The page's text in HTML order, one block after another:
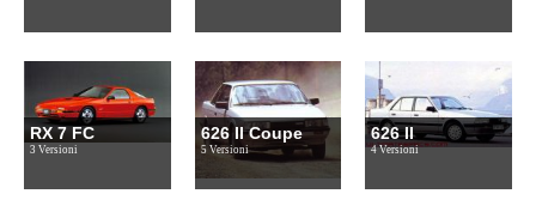
RX 7 FC
3 Versioni
626 II Coupe
5 Versioni
626 II
4 Versioni